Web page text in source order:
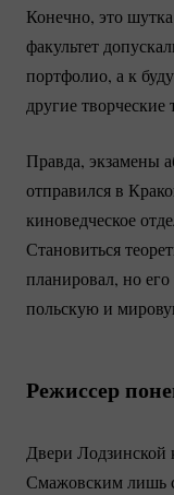
Конечно, это
факультет
портфолио, а к
другие творческие
Правда, экзамены
отправился в
киноведческое
Становиться
планировал, но
польскую и
Режиссер
Двери Лодзинской
Смажовским лишь